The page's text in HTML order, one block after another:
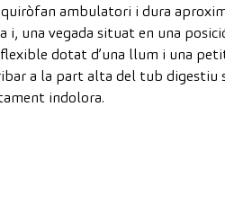
ambulatori i dura
i, una vegada situat en una
dotat d’una llum i una
a la part alta del tub digestiu
indolora.